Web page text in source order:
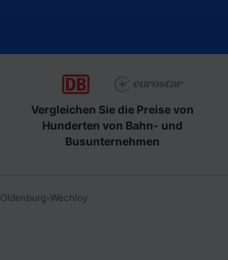
Vergleichen Sie die Preise von
Hunderten von Bahn- und
Busunternehmen
Oldenburg-Wechloy